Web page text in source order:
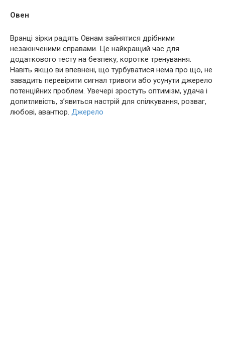
Овен
Вранці зірки радять Овнам зайнятися дрібними
незакінченими справами. Це найкращий час для
додаткового тесту на безпеку, коротке тренування.
Навіть якщо ви впевнені, що турбуватися нема про що, не
завадить перевірити сигнал тривоги або усунути джерело
потенційних проблем. Увечері зростуть оптимізм, удача і
допитливість, з’явиться настрій для спілкування, розваг,
любові, авантюр. Джерело